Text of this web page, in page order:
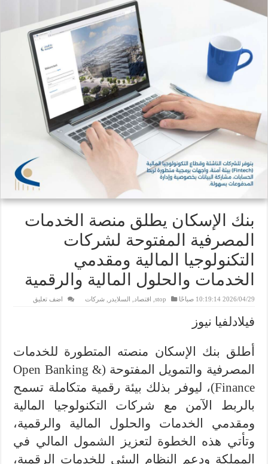
بنك الإسكان يطلق منصة الخدمات
المصرفية المفتوحة لشركات
التكنولوجيا المالية ومقدمي
الخدمات والحلول المالية والرقمية
2026/04/29 10:19:14 صباحًا stop اقتصاد السلايدر ,شركات اضف تعليق
فيلادلفيا نيوز
أطلق بنك الإسكان منصته المتطورة للخدمات
المصرفية والتمويل المفتوحة (Open Banking &
Finance)، ليوفر بذلك بيئة رقمية متكاملة تسمح
بالربط الآمن مع شركات التكنولوجيا المالية
ومقدمي الخدمات والحلول المالية والرقمية،
وتأتي هذه الخطوة لتعزيز الشمول المالي في
المملكة ودعم النظام البيئي للخدمات الرقمية،